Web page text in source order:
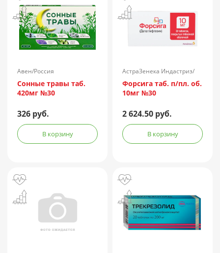
Авен/Россия
Сонные травы таб.
420мг №30
326 руб.
В корзину
АстраЗенека Индастриз/
Россия
Форсига таб. п/пл. об.
10мг №30
2 624.50 руб.
В корзину